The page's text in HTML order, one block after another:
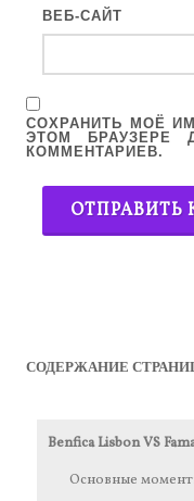
ВЕБ-САЙТ
СОХРАНИТЬ МОЁ
ЭТОМ БРАУЗЕРЕ
КОММЕНТАРИЕВ.
СОДЕРЖАНИЕ
Benfica Lisbon VS
Основные